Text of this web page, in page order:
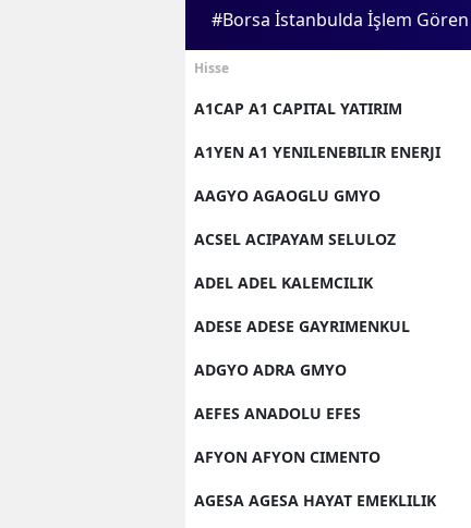
#Borsa İstanbulda İşlem
Hisse
A1CAP A1 CAPITAL YATIRIM
A1YEN A1 YENILENEBILIR ENERJI
AAGYO AGAOGLU GMYO
ACSEL ACIPAYAM SELULOZ
ADEL ADEL KALEMCILIK
ADESE ADESE GAYRIMENKUL
ADGYO ADRA GMYO
AEFES ANADOLU EFES
AFYON AFYON CIMENTO
AGESA AGESA HAYAT EMEKLILIK